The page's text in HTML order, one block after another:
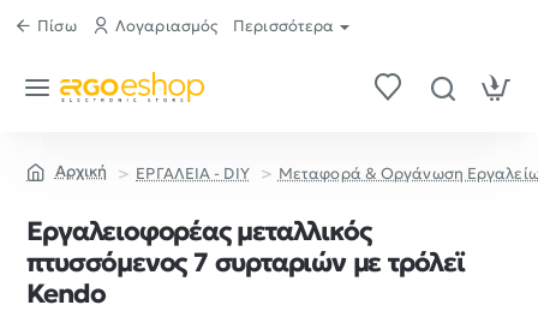
Πίσω Λογαριασμός Περισσότερα
ΕΡΓΑΛΕΙΑ - DIY Μεταφορά & Οργάνωση
Εργαλειοφορέας μεταλλικός
πτυσσόμενος 7 συρταριών με τρόλεϊ
Kendo